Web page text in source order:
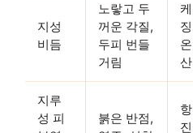
지성
비듬
노랗고 두
꺼운 각질,
두피 번들
거림
산
지루
성 피
붉은 반점,